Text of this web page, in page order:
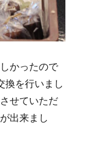
かったので
換を行いまし
せていただ
出来まし